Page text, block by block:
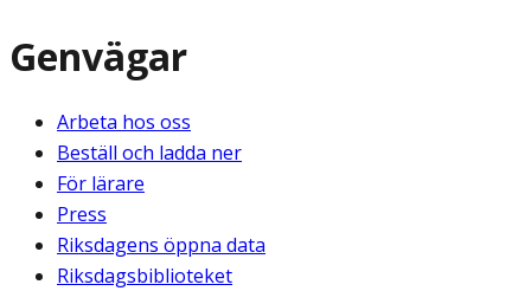
Genvägar
Arbeta hos oss
Beställ och ladda ner
För lärare
Press
Riksdagens öppna data
Riksdagsbiblioteket